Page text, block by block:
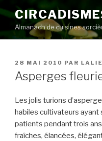
au
contenu
principal
Almanach de cuisines
PUBLIÉ
LE
28 MAI 2010 PAR
Asperges
Les jolis turions
habiles cultivateurs ayant
patients pendant trois
fraîches, élancées,